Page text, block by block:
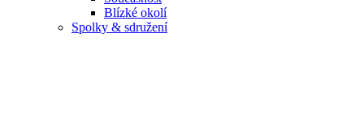
Blízké okolí
Spolky & sdružení